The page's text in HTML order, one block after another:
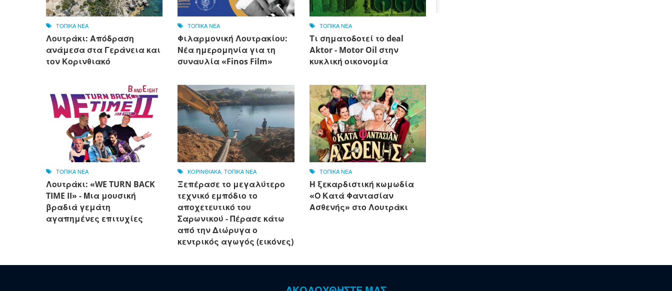
ΤΟΠΙΚΑ ΝΕΑ
Λουτράκι: Απόδραση
ανάμεσα στα Γεράνεια και
τον Κορινθιακό
ΤΟΠΙΚΑ ΝΕΑ
Φιλαρμονική Λουτρακίου:
Νέα ημερομηνία για τη
συναυλία «Finos Film»
ΤΟΠΙΚΑ ΝΕΑ
Τι σηματοδοτεί το deal
Αktor - Motor Oil στην
κυκλική οικονομία
ΤΟΠΙΚΑ ΝΕΑ
Λουτράκι: «WE TURN BACK
TIME II» - Μια μουσική
βραδιά γεμάτη
αγαπημένες επιτυχίες
ΚΟΡΙΝΘΙΑΚΑ,ΤΟΠΙΚΑ ΝΕΑ
Ξεπέρασε το μεγαλύτερο
τεχνικό εμπόδιο το
αποχετευτικό του
Σαρωνικού - Πέρασε κάτω
από την Διώρυγα ο
κεντρικός αγωγός (εικόνες)
ΤΟΠΙΚΑ ΝΕΑ
Η ξεκαρδιστική κωμωδία
«Ο Κατά Φαντασίαν
Ασθενής» στο Λουτράκι